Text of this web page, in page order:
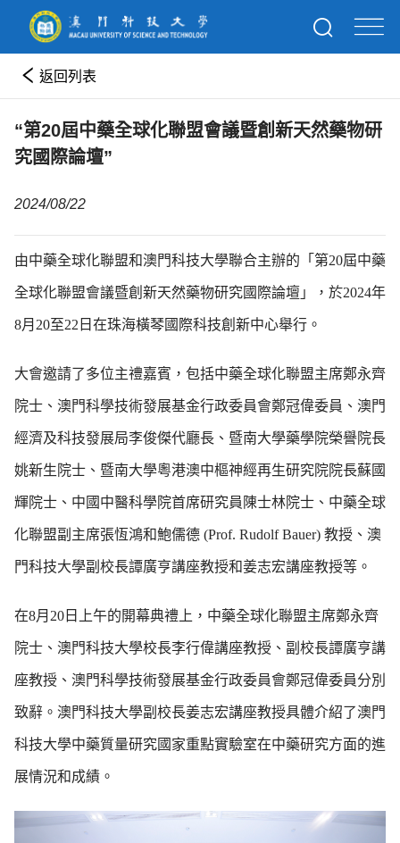
返回列表
“第20屆中藥全球化聯盟會議暨創新天然藥物研
究國際論壇”
2024/08/22
由中藥全球化聯盟和澳門科技大學聯合主辦的「第20屆中藥
全球化聯盟會議暨創新天然藥物研究國際論壇」，於2024年
8月20至22日在珠海橫琴國際科技創新中心舉行。
大會邀請了多位主禮嘉賓，包括中藥全球化聯盟主席鄭永齊
院士、 澳門科學技術發展基金行政委員會鄭冠偉委員、澳門
經濟及科技發展局李俊傑代廳長、暨南大學藥學院榮譽院長
姚新生院士、暨南大學粵港澳中樞神經再生研究院院長蘇國
輝院士、中國中醫科學院首席研究員陳士林院士、中藥全球
化聯盟副主席張恆鴻和鮑儒德 (Prof. Rudolf Bauer) 教授、澳
門科技大學副校長譚廣亨講座教授和姜志宏講座教授等。
在8月20日上午的開幕典禮上，中藥全球化聯盟主席鄭永齊
院士、澳門科技大學校長李行偉講座教授、副校長譚廣亨講
座教授、澳門科學技術發展基金行政委員會鄭冠偉委員分別
致辭。澳門科技大學副校長姜志宏講座教授具體介紹了澳門
科技大學中藥質量研究國家重點實驗室在中藥研究方面的進
展情況和成績。